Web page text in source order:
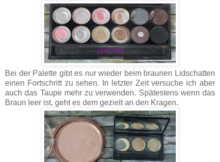
Bei der Palette gibt es nur wieder beim braunen Lidschatten
einen Fortschritt zu sehen. In letzter Zeit versuche ich aber
auch das Taupe mehr zu verwenden. Spätestens wenn das
Braun leer ist, geht es dem gezielt an den Kragen.